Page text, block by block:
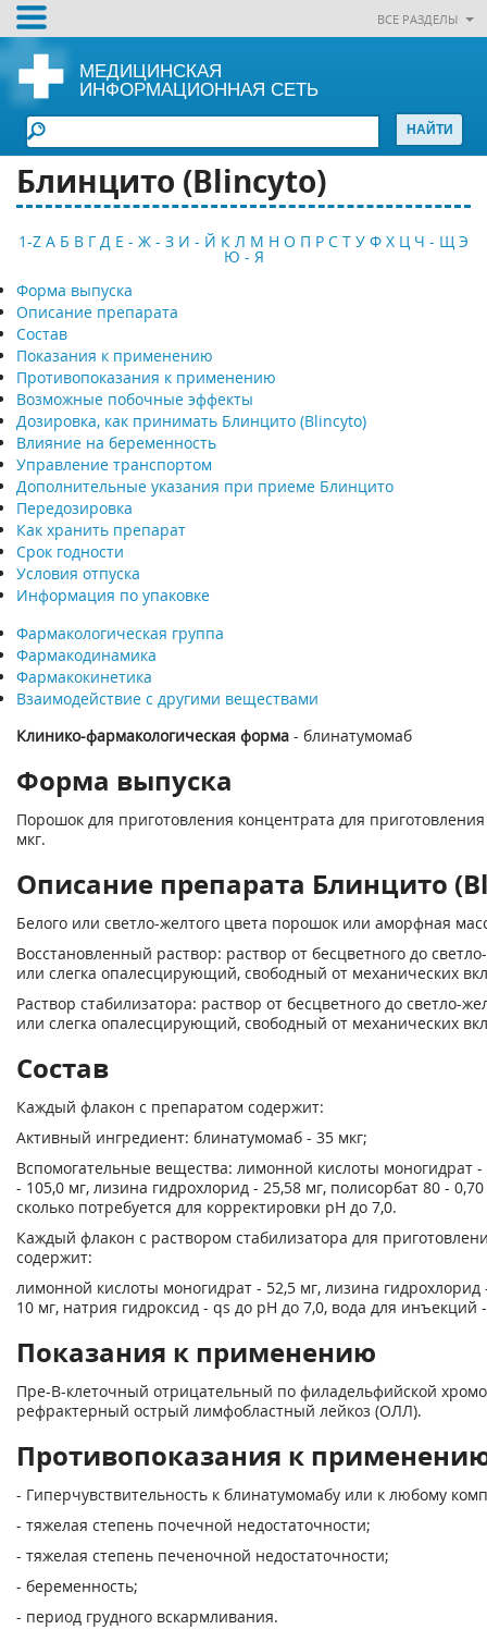
ВСЕ РАЗДЕЛЫ
МЕДИЦИНСКАЯ
ИНФОРМАЦИОННАЯ СЕТЬ
Блинцито (Blincyto)
1-Z А Б В Г Д Е - Ж - З И - Й К Л М Н О П Р С Т У Ф Х Ц Ч - Щ Э
Ю - Я
Форма выпуска
Описание препарата
Состав
Показания к применению
Противопоказания к применению
Возможные побочные эффекты
Дозировка, как принимать Блинцито (Blincyto)
Влияние на беременность
Управление транспортом
Дополнительные указания при приеме Блинцито
Передозировка
Как хранить препарат
Срок годности
Условия отпуска
Информация по упаковке
Фармакологическая группа
Фармакодинамика
Фармакокинетика
Взаимодействие с другими веществами
Клинико-фармакологическая форма - блинатумомаб
Форма выпуска
Порошок для приготовления концентрата для
мкг.
Описание препарата Блинцито
Белого или светло-желтого цвета порошок или аморфная
Восстановленный раствор: раствор от бесцветного до
или слегка опалесцирующий, свободный от механических
Раствор стабилизатора: раствор от бесцветного до светло-
или слегка опалесцирующий, свободный от механических
Состав
Каждый флакон с препаратом содержит:
Активный ингредиент: блинатумомаб - 35 мкг;
Вспомогательные вещества: лимонной кислоты моногидрат -
- 105,0 мг, лизина гидрохлорид - 25,58 мг, полисорбат 80 -
сколько потребуется для корректировки pH до 7,0.
Каждый флакон с раствором стабилизатора для
содержит:
лимонной кислоты моногидрат - 52,5 мг, лизина гидрохлорид
10 мг, натрия гидроксид - qs до pH до 7,0, вода для инъекций
Показания к применению
Пре-В-клеточный отрицательный по филадельфийской
рефрактерный острый лимфобластный лейкоз (ОЛЛ).
Противопоказания к
- Гиперчувствительность к блинатумомабу или к любому
- тяжелая степень почечной недостаточности;
- тяжелая степень печеночной недостаточности;
- беременность;
- период грудного вскармливания.